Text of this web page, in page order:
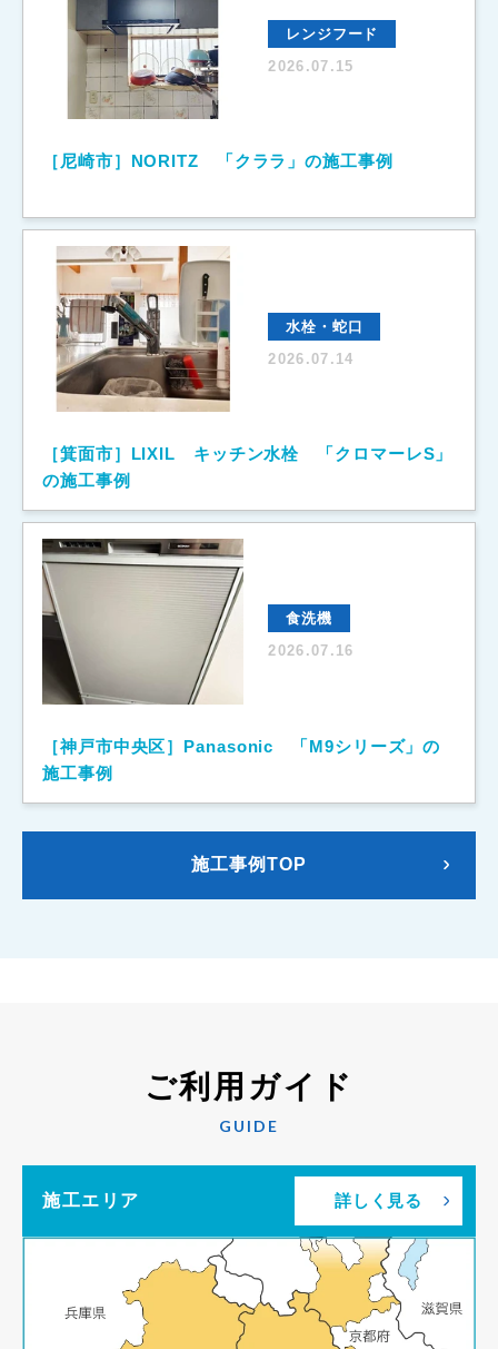
レンジフード
2026.07.15
［尼崎市］NORITZ 「クララ」の施工事例
水栓・蛇口
2026.07.14
［箕面市］LIXIL キッチン水栓 「クロマーレS」
の施工事例
食洗機
2026.07.16
［神戸市中央区］Panasonic 「M9シリーズ」の
施工事例
施工事例TOP
ご利用ガイド
GUIDE
施工エリア 詳しく見る